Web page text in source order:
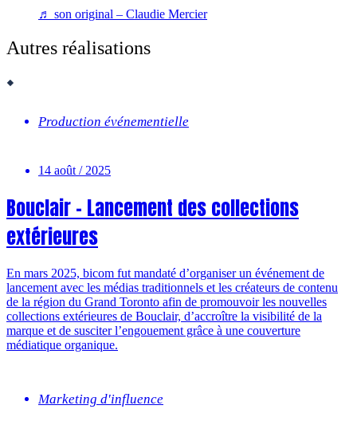
♬ son original – Claudie Mercier
Autres réalisations
Production événementielle
14 août / 2025
Bouclair – Lancement des collections
extérieures
En mars 2025, bicom fut mandaté d’organiser un événement de
lancement avec les médias traditionnels et les créateurs de contenu
de la région du Grand Toronto afin de promouvoir les nouvelles
collections extérieures de Bouclair, d’accroître la visibilité de la
marque et de susciter l’engouement grâce à une couverture
médiatique organique.
Marketing d'influence